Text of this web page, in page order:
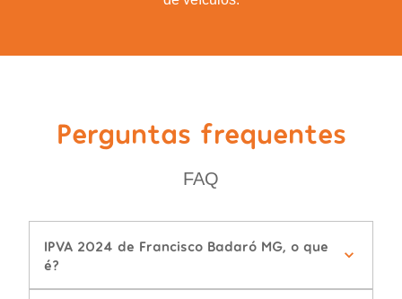
Perguntas frequentes
FAQ
IPVA 2024 de Francisco Badaró MG, o que
é?